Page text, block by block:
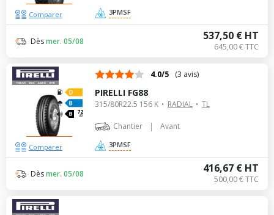
3PMSF
537,50 € HT
645,00 € TTC
Dèsmer. 05/08
Comparer
72
dB
4.0/5 (3 avis)
PIRELLI FG88
315/80R22.5 156 K RADIAL TL
Chantier | Avant
3PMSF
416,67 € HT
500,00 € TTC
Dèsmer. 05/08
Comparer